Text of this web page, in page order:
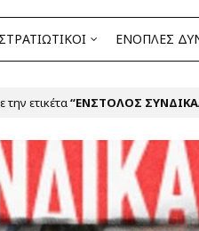
ΣΤΡΑΤΙΩΤΙΚΟΙ ΕΝΟΠΛΕΣ
ετικέτα ΕΝΣΤΟΛΟΣ